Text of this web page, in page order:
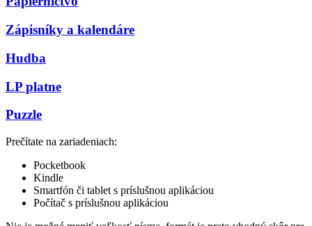
Zápisníky a kalendáre
Hudba
LP platne
Puzzle
Prečítate na zariadeniach:
Pocketbook
Kindle
Smartfón či tablet s príslušnou aplikáciou
Počítač s príslušnou aplikáciou